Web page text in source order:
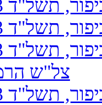
תשל"ד 1973
תשל"ד 1973
תשל"ד 1973
צל"ש
תשל"ד 1973